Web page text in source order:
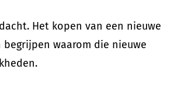
Het kopen van een nieuwe
waarom die nieuwe